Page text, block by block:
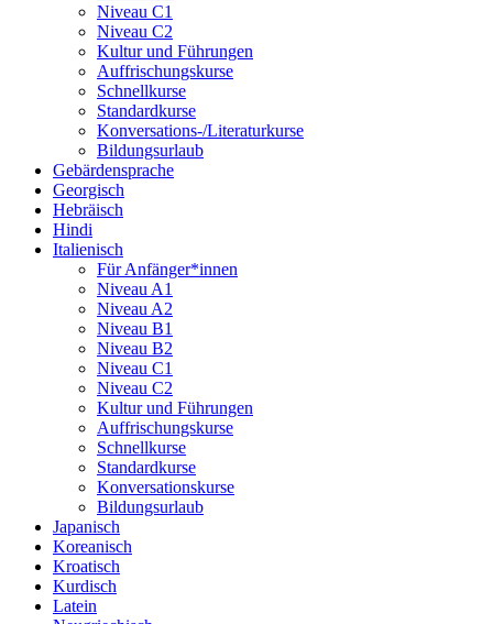
Niveau C1
Niveau C2
Kultur und Führungen
Auffrischungskurse
Schnellkurse
Standardkurse
Konversations-/Literaturkurse
Bildungsurlaub
Gebärdensprache
Georgisch
Hebräisch
Hindi
Italienisch
Für Anfänger*innen
Niveau A1
Niveau A2
Niveau B1
Niveau B2
Niveau C1
Niveau C2
Kultur und Führungen
Auffrischungskurse
Schnellkurse
Standardkurse
Konversationskurse
Bildungsurlaub
Japanisch
Koreanisch
Kroatisch
Kurdisch
Latein